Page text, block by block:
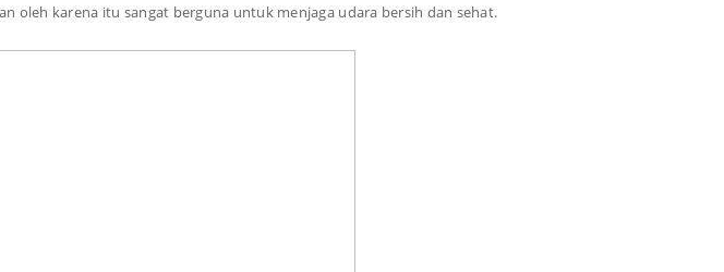
oleh karena itu sangat berguna untuk menjaga udara bersih dan sehat.